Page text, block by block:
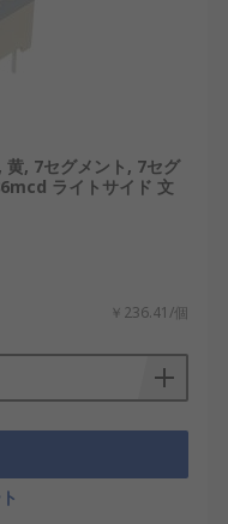
なため、工場な
に多く利用され
も優れており、
い信頼性を発揮
示色を切り替え
ます。さらに、
性が良く、日本
装置などで活用
れた設計がされ
交通制御システ
ング装置におい
, 7セグメント, 7セグ
ライトサイド 文
￥236.41/個